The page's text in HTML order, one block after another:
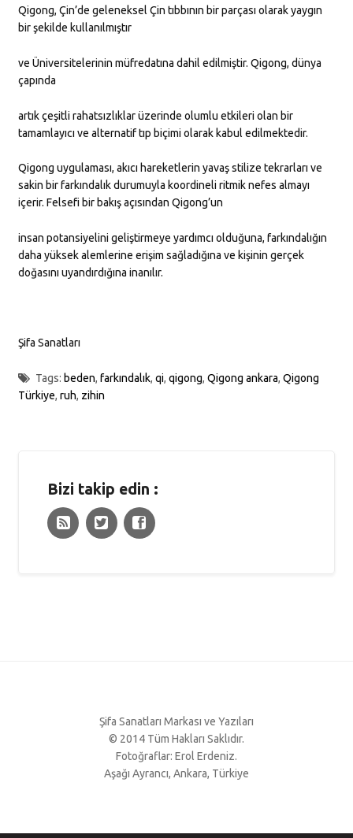
​Qigong, Çin’de geleneksel Çin tıbbının bir parçası olarak yaygın
bir şekilde kullanılmıştır
ve Üniversitelerinin müfredatına dahil edilmiştir. Qigong, dünya
çapında
artık çeşitli rahatsızlıklar üzerinde olumlu etkileri olan bir
tamamlayıcı ve alternatif tıp biçimi olarak kabul edilmektedir.
Qigong uygulaması, akıcı hareketlerin yavaş stilize tekrarları ve
sakin bir farkındalık durumuyla koordineli ritmik nefes almayı
içerir. Felsefi bir bakış açısından Qigong’un
insan potansiyelini geliştirmeye yardımcı olduğuna, farkındalığın
daha yüksek alemlerine erişim sağladığına ve kişinin gerçek
doğasını uyandırdığına inanılır.
Şifa Sanatları
Tags: beden,farkındalık,qi,qigong,Qigong ankara,Qigong
Türkiye, ruh, zihin
Bizi takip edin :
Şifa Sanatları Markası ve Yazıları
© 2014 Tüm Hakları Saklıdır.
Fotoğraflar: Erol Erdeniz.
Aşağı Ayrancı, Ankara, Türkiye